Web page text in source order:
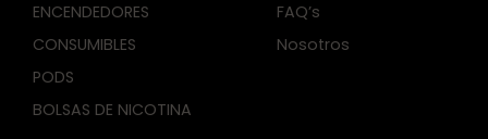
ENCENDEDORES
CONSUMIBLES
PODS
BOLSAS DE NICOTINA
FAQ’s
Nosotros